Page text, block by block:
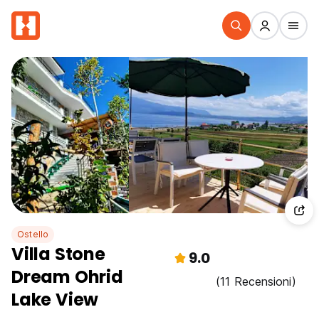
Ostello
Villa Stone
Dream Ohrid
Lake View
9.0
(11 Recensioni)